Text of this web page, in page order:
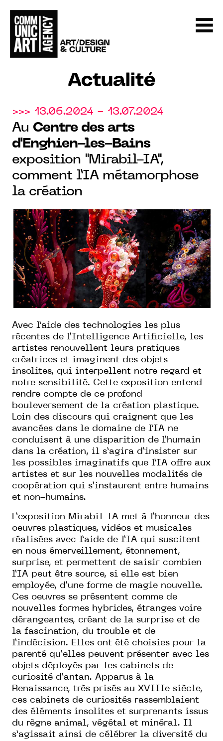
Actualité
>>> 13.06.2024 - 13.07.2024
Au Centre des arts
d'Enghien-les-Bains
exposition "Mirabil-IA",
comment l’IA métamorphose
la création
Avec l’aide des technologies les plus
récentes de l’Intelligence Artificielle, les
artistes renouvellent leurs pratiques
créatrices et imaginent des objets
insolites, qui interpellent notre regard et
notre sensibilité. Cette exposition entend
rendre compte de ce profond
bouleversement de la création plastique.
Loin des discours qui craignent que les
avancées dans le domaine de l’IA ne
conduisent à une disparition de l’humain
dans la création, il s’agira d’insister sur
les possibles imaginatifs que l’IA offre aux
artistes et sur les nouvelles modalités de
coopération qui s’instaurent entre humains
et non-humains.
L’exposition Mirabil-IA met à l’honneur des
oeuvres plastiques, vidéos et musicales
réalisées avec l’aide de l’IA qui suscitent
en nous émerveillement, étonnement,
surprise, et permettent de saisir combien
l’IA peut être source, si elle est bien
employée, d’une forme de magie nouvelle.
Ces oeuvres se présentent comme de
nouvelles formes hybrides, étranges voire
dérangeantes, créant de la surprise et de
la fascination, du trouble et de
l’indécision. Elles ont été choisies pour la
parenté qu’elles peuvent présenter avec les
objets déployés par les cabinets de
curiosité d’antan. Apparus à la
Renaissance, très prisés au XVIIIe siècle,
ces cabinets de curiosités rassemblaient
des éléments insolites et surprenants issus
du règne animal, végétal et minéral. Il
s’agissait ainsi de célébrer la diversité du